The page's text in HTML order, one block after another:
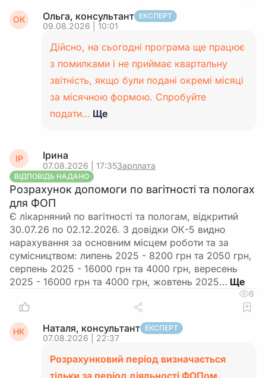
ОК Ольга, консультант ЕКСПЕРТ
09.08.2026 | 10:01
Дійсно, на сьогодні програма ще працює
з помилками і не приймає квартальну
звітність, якщо були подані окремі місяці
за місячною формою. Спробуйте
подати… Ще
ІР Ірина
07.08.2026 | 17:35Зарплата
ВІДПОВІДЬ НАДАНО
Розрахунок допомоги по вагітності та пологах
для ФОП
Є лікарняний по вагітності та пологам, відкритий
30.07.26 по 02.12.2026. З довідки ОК-5 видно
нарахування за основним місцем роботи та за
сумісництвом: липень 2025 - 8200 грн та 2050 грн,
серпень 2025 - 16000 грн та 4000 грн, вересень
2025 - 16000 грн та 4000 грн, жовтень 2025…
8
НК Наталя, консультант ЕКСПЕРТ
07.08.2026 | 22:37
Розрахунковий період визначається
тільки за період діяльності ФОПом.